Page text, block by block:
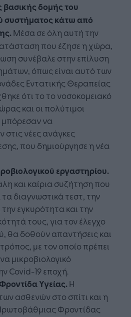
δομής του
συστήματος κάτω από
Μέσα σε όλη αυτή την
που έζησε η χώρα,
συνέβαλε στην επίλυση
όπως είναι αυτό των
Εντατικής Θεραπείας
ότι το το νοσοκομειακό
και οι πολύτιμοι
μπόρεσαν να
νέες ανάγκες
που δημιούργησε η νέα
εργαστηρίου.
και καίρια συζήτηση που
τα διαγνωστικά τεστ, την
εγκυρότητα και την
τους, για τον έλεγχο
θα δοθούν απαντήσεις και
με τον οποίο πρέπει
μικροβιολογικό
Covid-19 εποχή.
Υγείας.Η
ασθενών στο σπίτι και η
Φροντίδας